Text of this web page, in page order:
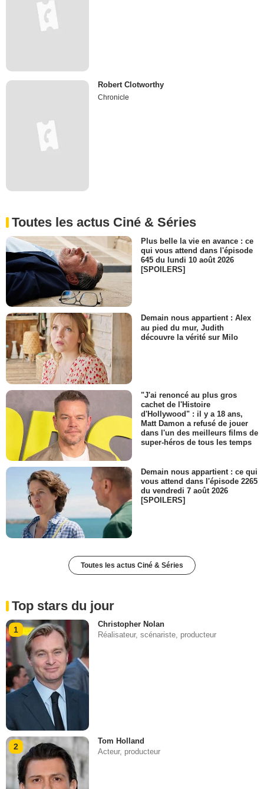
Robert Clotworthy
Chronicle
Toutes les actus Ciné & Séries
Plus belle la vie en avance : ce
qui vous attend dans l'épisode
645 du lundi 10 août 2026
[SPOILERS]
Demain nous appartient : Alex
au pied du mur, Judith
découvre la vérité sur Milo
"J'ai renoncé au plus gros
cachet de l'Histoire
d'Hollywood" : il y a 18 ans,
Matt Damon a refusé de jouer
dans l'un des meilleurs films de
super-héros de tous les temps
Demain nous appartient : ce qui
vous attend dans l'épisode 2265
du vendredi 7 août 2026
[SPOILERS]
Toutes les actus Ciné & Séries
Top stars du jour
1
Christopher Nolan
Réalisateur, scénariste, producteur
2
Tom Holland
Acteur, producteur